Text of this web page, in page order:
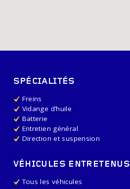
SPÉCIALITÉS
Freins
Vidange d’huile
Batterie
Entretien général
Direction et suspension
VÉHICULES ENTRETENUS
Tous les véhicules